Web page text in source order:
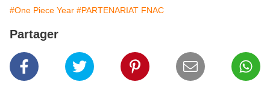
#One Piece Year #PARTENARIAT FNAC
Partager